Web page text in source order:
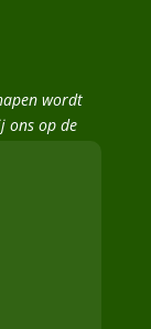
wordt
ons op de